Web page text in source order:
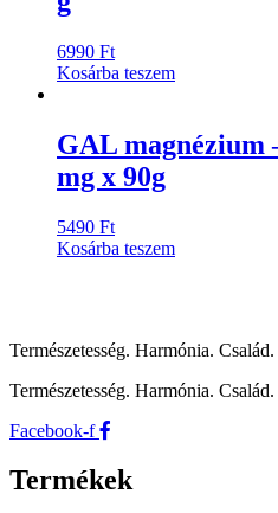
6990 Ft
Kosárba teszem
GAL magnézium
mg x 90g
5490 Ft
Kosárba teszem
Természetesség. Harmónia. Család.
Természetesség. Harmónia. Család.
Facebook-f
Termékek